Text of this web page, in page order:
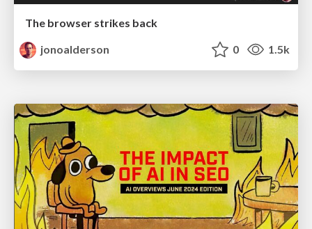
The browser strikes back
jonoalderson
0 1.5k